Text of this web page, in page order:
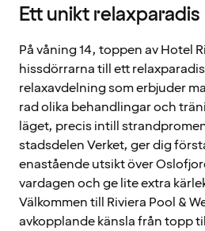
Ett unikt relaxparadis
På våning 14, toppen av Hotel
hissdörrarna till ett
relaxavdelning som erbjuder
rad olika behandlingar och
läget, precis intill
stadsdelen Verket, ger dig
enastående utsikt över
vardagen och ge lite extra
Välkommen till Riviera Pool &
avkopplande känsla från topp